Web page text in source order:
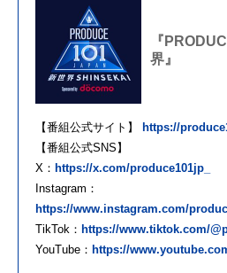
『
界』
【番組公式サイト】
https://
【番組公式SNS】
X： https://x.com/produce101jp_
Instagram：
https://www.instagram.com/
TikTok： https://www.tiktok.com/
YouTube： https://